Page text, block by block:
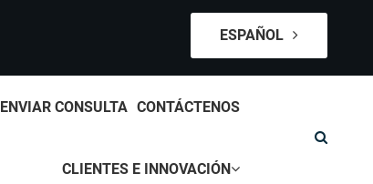
ESPAÑOL
ENVIAR CONSULTA CONTÁCTENOS
CLIENTES E INNOVACIÓN